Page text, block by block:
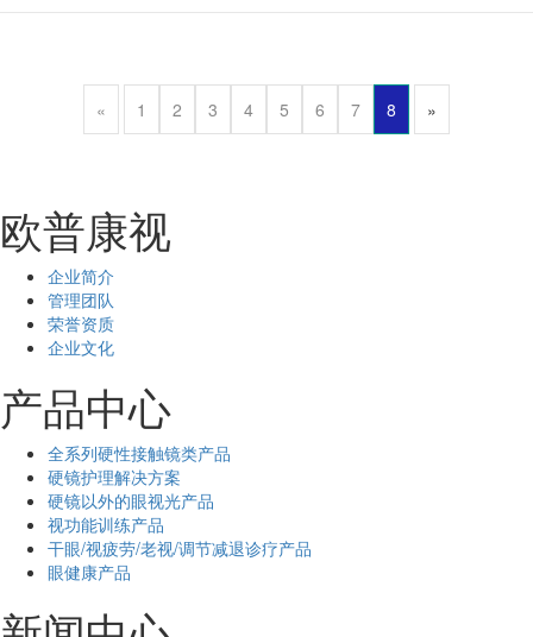
« 1 2 3 4 5 6 7 8 »
欧普康视
企业简介
管理团队
荣誉资质
企业文化
产品中心
全系列硬性接触镜类产品
硬镜护理解决方案
硬镜以外的眼视光产品
视功能训练产品
干眼/视疲劳/老视/调节减退诊疗产品
眼健康产品